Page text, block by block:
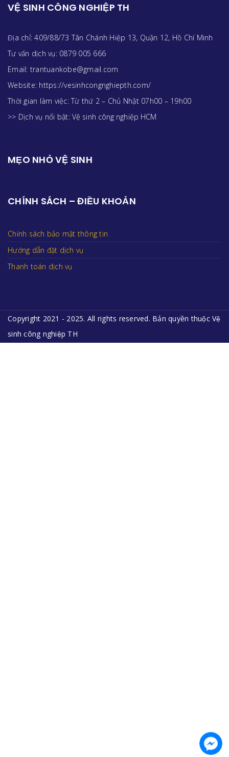
VỆ SINH CÔNG NGHIỆP TH
Địa chỉ: 409/88/73 Tân Chánh Hiệp 13, Quận 12, Hồ Chí Minh
Tư vấn dịch vụ: 0879 005 666
Email: trantuankobe@gmail.com
Website: https://vesinhcongnghiepth.com/
Thời gian làm việc: Từ thứ 2 – Chủ Nhật 07h00 – 19h00
>> Dịch vụ nổi bật: Vệ sinh công nghiệp HCM
MẸO NHỎ VỆ SINH
CHÍNH SÁCH – ĐIỀU KHOẢN
Chính sách bảo mật thông tin
Hướng dẫn đặt dịch vụ
Thanh toán dịch vụ
Copyright 2021 - 2025. All rights reserved. Bản quyền thuộc Vệ
sinh công nghiệp TH